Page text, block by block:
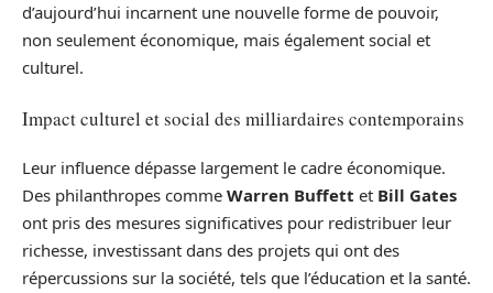
d’aujourd’hui incarnent une nouvelle forme de pouvoir,
non seulement économique, mais également social et
culturel.
Impact culturel et social des milliardaires contemporains
Leur influence dépasse largement le cadre économique.
Des philanthropes comme Warren Buffett et Bill Gates
ont pris des mesures significatives pour redistribuer leur
richesse, investissant dans des projets qui ont des
répercussions sur la société, tels que l’éducation et la santé.